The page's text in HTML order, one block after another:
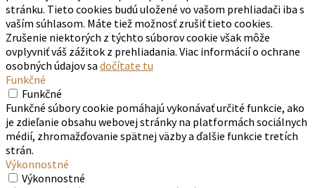
stránku. Tieto cookies budú uložené vo vašom prehliadači iba s
vaším súhlasom. Máte tiež možnosť zrušiť tieto cookies.
Zrušenie niektorých z týchto súborov cookie však môže
ovplyvniť váš zážitok z prehliadania. Viac informácií o ochrane
osobných údajov sa dočítate tu
Funkčné
Funkčné
Funkčné súbory cookie pomáhajú vykonávať určité funkcie, ako
je zdieľanie obsahu webovej stránky na platformách sociálnych
médií, zhromažďovanie spätnej väzby a ďalšie funkcie tretích
strán.
Výkonnostné
Výkonnostné